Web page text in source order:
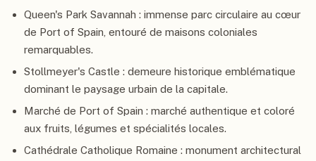
Queen's Park Savannah : immense parc circulaire au cœur
de Port of Spain, entouré de maisons coloniales
remarquables.
Stollmeyer's Castle : demeure historique emblématique
dominant le paysage urbain de la capitale.
Marché de Port of Spain : marché authentique et coloré
aux fruits, légumes et spécialités locales.
Cathédrale Catholique Romaine : monument architectural